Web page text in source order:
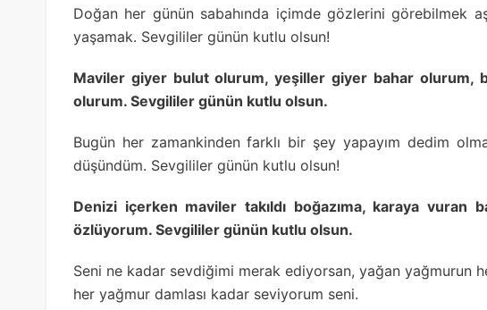
Doğan her günün sabahında içimde gözlerini görebilmek
yaşamak. Sevgililer günün kutlu olsun!
Maviler giyer bulut olurum, yeşiller giyer bahar olurum,
olurum. Sevgililer günün kutlu olsun.
Bugün her zamankinden farklı bir şey yapayım dedim
düşündüm. Sevgililer günün kutlu olsun!
Denizi içerken maviler takıldı boğazıma, karaya vuran
özlüyorum. Sevgililer günün kutlu olsun.
Seni ne kadar sevdiğimi merak ediyorsan, yağan yağmurun
her yağmur damlası kadar seviyorum seni.